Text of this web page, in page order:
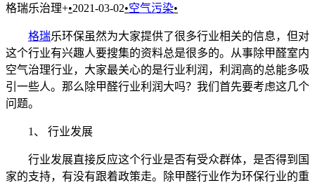
格瑞乐治理+•2021-03-02•空气污染•
格瑞乐环保虽然为大家提供了很多行业相关的信息，但对
这个行业有兴趣人要搜集的资料总是很多的。从事除甲醛室内
空气治理行业，大家最关心的是行业利润，利润高的总能多吸
引一些人。那么除甲醛行业利润大吗？我们首先要考虑这几个
问题。
1、 行业发展
行业发展直接反应这个行业是否有受众群体，是否得到国
家的支持，有没有跟着政策走。除甲醛行业作为环保行业的重